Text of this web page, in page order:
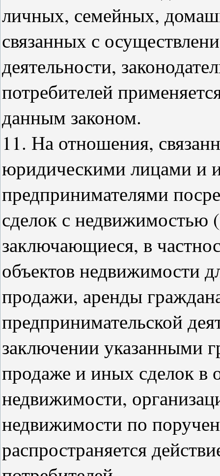
личных, семейных,
связанных с
деятельности,
потребителей
данным законом.
11. На отношения,
юридическими лицами и
предпринимателями
сделок с недвижимостью
заключающиеся, в
объектов недвижимости
продажи, аренды
предпринимательской
заключении указанными
продаже и иных сделок в
недвижимости,
недвижимости по
распространяется